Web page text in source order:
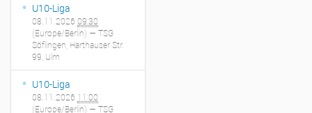
U10-Liga
08.11.2026 09:30
(Europe/Berlin) — TSG
Söflingen, Harthauser Str.
99, Ulm
U10-Liga
08.11.2026 11:00
(Europe/Berlin) — TSG